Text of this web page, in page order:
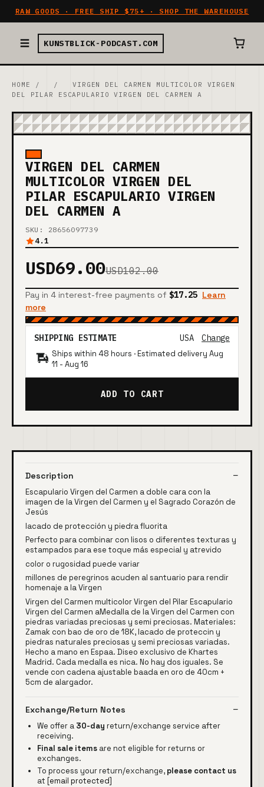
RAW GOODS · FREE SHIP $75+ · SHOP THE WAREHOUSE
KUNSTBLICK-PODCAST.COM
HOME / /
VIRGEN DEL CARMEN MULTICOLOR VIRGEN
DEL PILAR ESCAPULARIO VIRGEN DEL CARMEN A
VIRGEN DEL CARMEN
MULTICOLOR VIRGEN DEL
PILAR ESCAPULARIO VIRGEN
DEL CARMEN A
SKU: 28656097739
4.1
USD69.00USD102.00
Pay in 4 interest-free payments of $17.25 Learn
more
SHIPPING ESTIMATE USA Change
Ships within 48 hours · Estimated delivery Aug
11 - Aug 16
ADD TO CART
Description
Escapulario Virgen del Carmen a doble cara con la
imagen de la Virgen del Carmen y el Sagrado Corazón de
Jesús
lacado de protección y piedra fluorita
Perfecto para combinar con lisos o diferentes texturas y
estampados para ese toque más especial y atrevido
color o rugosidad puede variar
millones de peregrinos acuden al santuario para rendir
homenaje a la Virgen
Virgen del Carmen multicolor Virgen del Pilar Escapulario
Virgen del Carmen aMedalla de la Virgen del Carmen con
piedras variadas preciosas y semi preciosas. Materiales:
Zamak con bao de oro de 18K, lacado de proteccin y
piedras naturales preciosas y semi preciosas variadas.
Hecho a mano en Espaa. Diseo exclusivo de Khartes
Madrid. Cada medalla es nica. No hay dos iguales. Se
vende con cadena ajustable baada en oro de 40cm +
5cm de alargador.
Exchange/Return Notes
We offer a 30-day return/exchange service after
receiving.
Final sale items are not eligible for returns or
exchanges.
To process your return/exchange, please contact us
at [email protected]